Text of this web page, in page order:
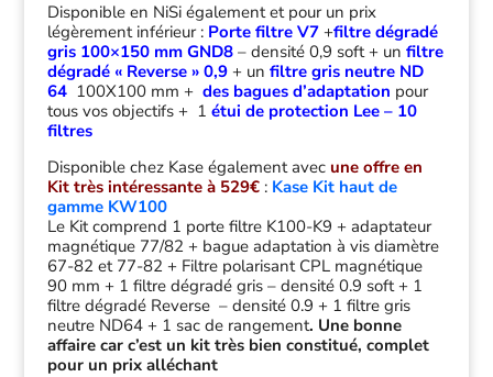
Disponible en NiSi également et pour un prix
légèrement inférieur : Porte filtre V7+filtre dégradé
gris 100×150 mm GND8– densité 0,9 soft + un filtre
dégradé « Reverse » 0,9+ un filtre gris neutre ND
64100X100 mm + des bagues d’adaptation pour
tous vos objectifs + 1 étui de protection Lee – 10
filtres
Disponible chez Kase également avec une offre en
Kit très intéressante à 529€: Kase Kit haut de
gamme KW100
Le Kit comprend 1 porte filtre K100-K9 + adaptateur
magnétique 77/82 + bague adaptation à vis diamètre
67-82 et 77-82 + Filtre polarisant CPL magnétique
90 mm + 1 filtre dégradé gris – densité 0.9 soft + 1
filtre dégradé Reverse – densité 0.9 + 1 filtre gris
neutre ND64 + 1 sac de rangement. Une bonne
affaire car c’est un kit très bien constitué, complet
pour un prix alléchant